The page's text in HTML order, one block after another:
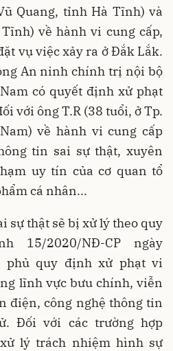
Quang, tỉnh Hà Tĩnh) và
về hành vi cung cấp,
vụ việc xảy ra ở Đắk Lắk.
An ninh chính trị nội bộ
có quyết định xử phạt
với ông T.R (38 tuổi, ở Tp.
về hành vi cung cấp
tin sai sự thật, xuyên
uy tín của cơ quan tổ
cá nhân...
sự thật sẽ bị xử lý theo quy
15/2020/NĐ-CP ngày
phủ quy định xử phạt vi
lĩnh vực bưu chính, viễn
điện, công nghệ thông tin
Đối với các trường hợp
lý trách nhiệm hình sự